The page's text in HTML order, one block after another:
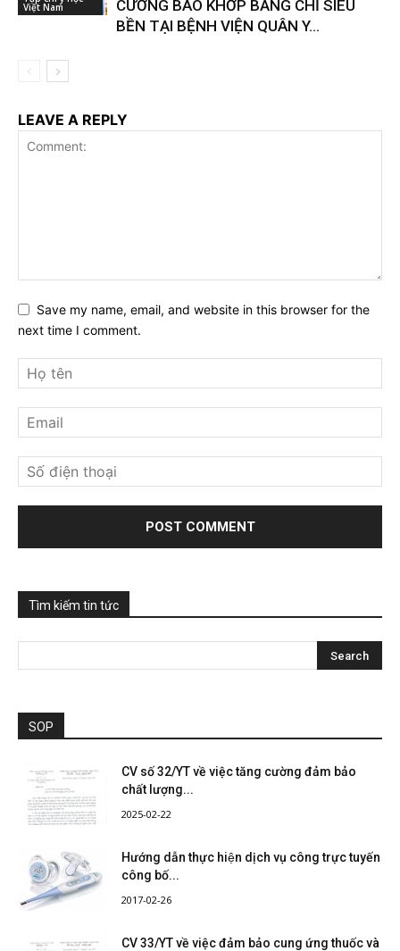
Việt Nam
CƯỜNG BAO KHỚP BẰNG CHỈ SIÊU
BỀN TẠI BỆNH VIỆN QUÂN Y...
LEAVE A REPLY
Save my name, email, and website in this browser for the
next time I comment.
Tìm kiếm tin tức
SOP
CV số 32/YT về việc tăng cường đảm bảo
chất lượng...
2025-02-22
Hướng dẫn thực hiện dịch vụ công trực tuyến
công bố...
2017-02-26
CV 33/YT về việc đảm bảo cung ứng thuốc và